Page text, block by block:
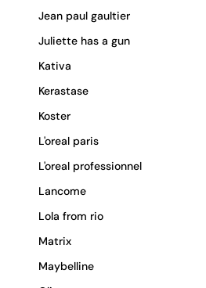
Jean paul gaultier
Juliette has a gun
Kativa
Kerastase
Koster
L'oreal paris
L'oreal professionnel
Lancome
Lola from rio
Matrix
Maybelline